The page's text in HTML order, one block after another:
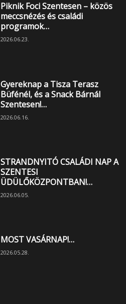
Piknik Foci Szentesen – közös
meccsnézés és családi
programok…
2026.06.23.
Gyereknap a Tisza Terasz
Büfénél, és a Snack Bárnál
Szentesen!…
2026.06.16.
STRANDNYITÓ CSALÁDI NAP A
SZENTESI
ÜDÜLŐKÖZPONTBAN!…
2026.06.05.
MOST VASÁRNAP!…
2026.05.28.